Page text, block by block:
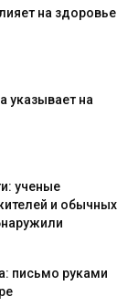
на здоровье
указывает на
ученые
и обычных
письмо руками